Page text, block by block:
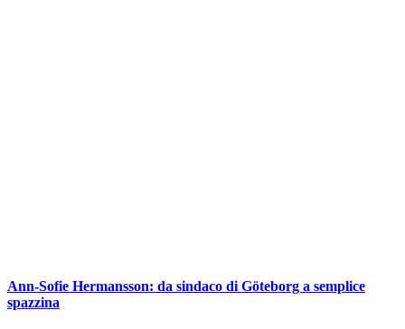
Ann-Sofie Hermansson: da sindaco di Göteborg a semplice
spazzina